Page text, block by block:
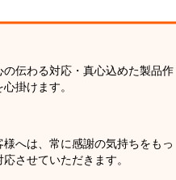
の伝わる対応・真心込めた製品作
心掛けます。
様へは、常に感謝の気持ちをもっ
応させていただきます。